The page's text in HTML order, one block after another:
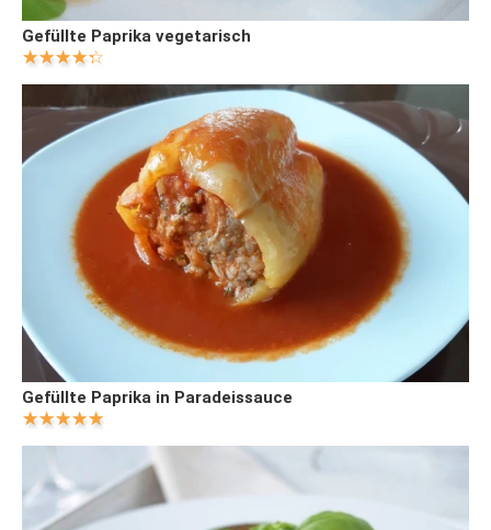
Gefüllte Paprika vegetarisch
Gefüllte Paprika in Paradeissauce